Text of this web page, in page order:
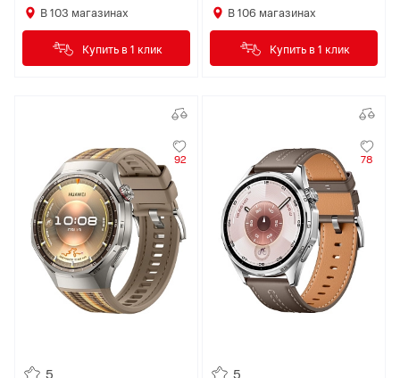
В103 магазинах
Купить в 1 клик
В106 магазинах
Купить в 1 клик
92
5
78
5